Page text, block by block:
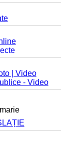
| Video
- Video